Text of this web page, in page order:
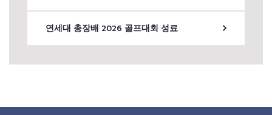
연세대 총장배 2026 골프대회 성료